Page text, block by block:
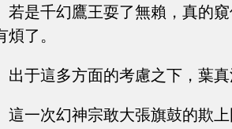
若是千幻鷹王耍了無賴，真的
煩了。
出于這多方面的考慮之下，葉
這一次幻神宗敢大張旗鼓的欺